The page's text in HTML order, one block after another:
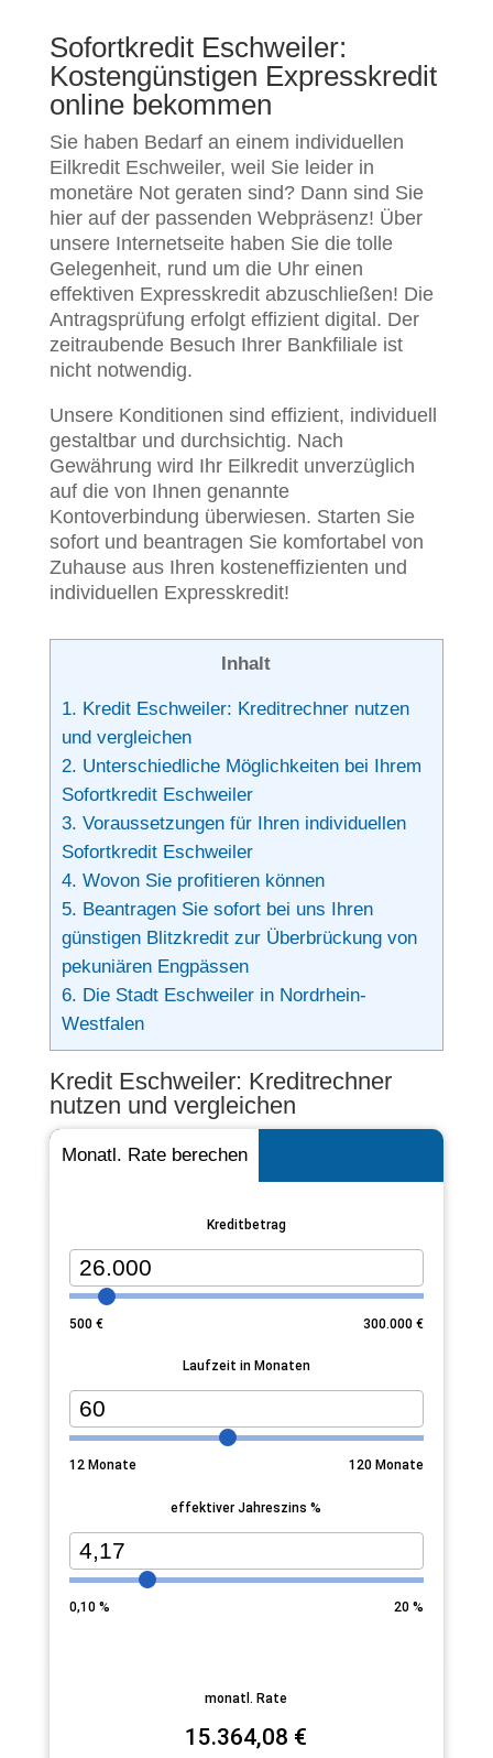
Sofortkredit Eschweiler:
Kostengünstigen Expresskredit
online bekommen
Sie haben Bedarf an einem individuellen
Eilkredit Eschweiler, weil Sie leider in
monetäre Not geraten sind? Dann sind Sie
hier auf der passenden Webpräsenz! Über
unsere Internetseite haben Sie die tolle
Gelegenheit, rund um die Uhr einen
effektiven Expresskredit abzuschließen! Die
Antragsprüfung erfolgt effizient digital. Der
zeitraubende Besuch Ihrer Bankfiliale ist
nicht notwendig.
Unsere Konditionen sind effizient, individuell
gestaltbar und durchsichtig. Nach
Gewährung wird Ihr Eilkredit unverzüglich
auf die von Ihnen genannte
Kontoverbindung überwiesen. Starten Sie
sofort und beantragen Sie komfortabel von
Zuhause aus Ihren kosteneffizienten und
individuellen Expresskredit!
Inhalt
1. Kredit Eschweiler: Kreditrechner nutzen
und vergleichen
2. Unterschiedliche Möglichkeiten bei Ihrem
Sofortkredit Eschweiler
3. Voraussetzungen für Ihren individuellen
Sofortkredit Eschweiler
4. Wovon Sie profitieren können
5. Beantragen Sie sofort bei uns Ihren
günstigen Blitzkredit zur Überbrückung von
pekuniären Engpässen
6. Die Stadt Eschweiler in Nordrhein-
Westfalen
Kredit Eschweiler: Kreditrechner
nutzen und vergleichen
Monatl. Rate berechen
Kreditbetrag
500€ 300.000 €
Laufzeit in Monaten
12Monate 120 Monate
effektiver Jahreszins %
0,10% 20 %
monatl. Rate
15.364,08 €